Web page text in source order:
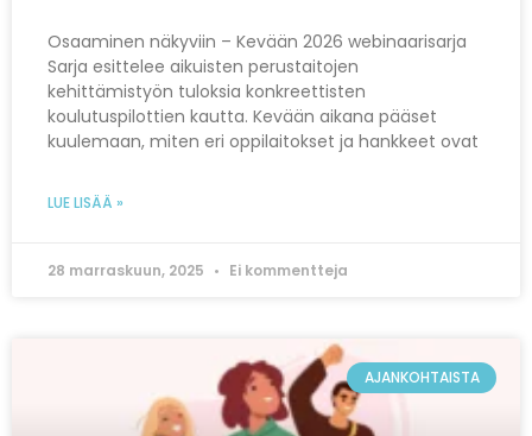
Osaaminen näkyviin – Kevään 2026 webinaarisarja
Sarja esittelee aikuisten perustaitojen
kehittämistyön tuloksia konkreettisten
koulutuspilottien kautta. Kevään aikana pääset
kuulemaan, miten eri oppilaitokset ja hankkeet ovat
LUE LISÄÄ »
28 marraskuun, 2025 Ei kommentteja
AJANKOHTAISTA